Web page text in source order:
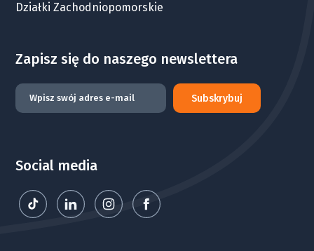
Działki Zachodniopomorskie
Zapisz się do naszego newslettera
Subskrybuj
Social media